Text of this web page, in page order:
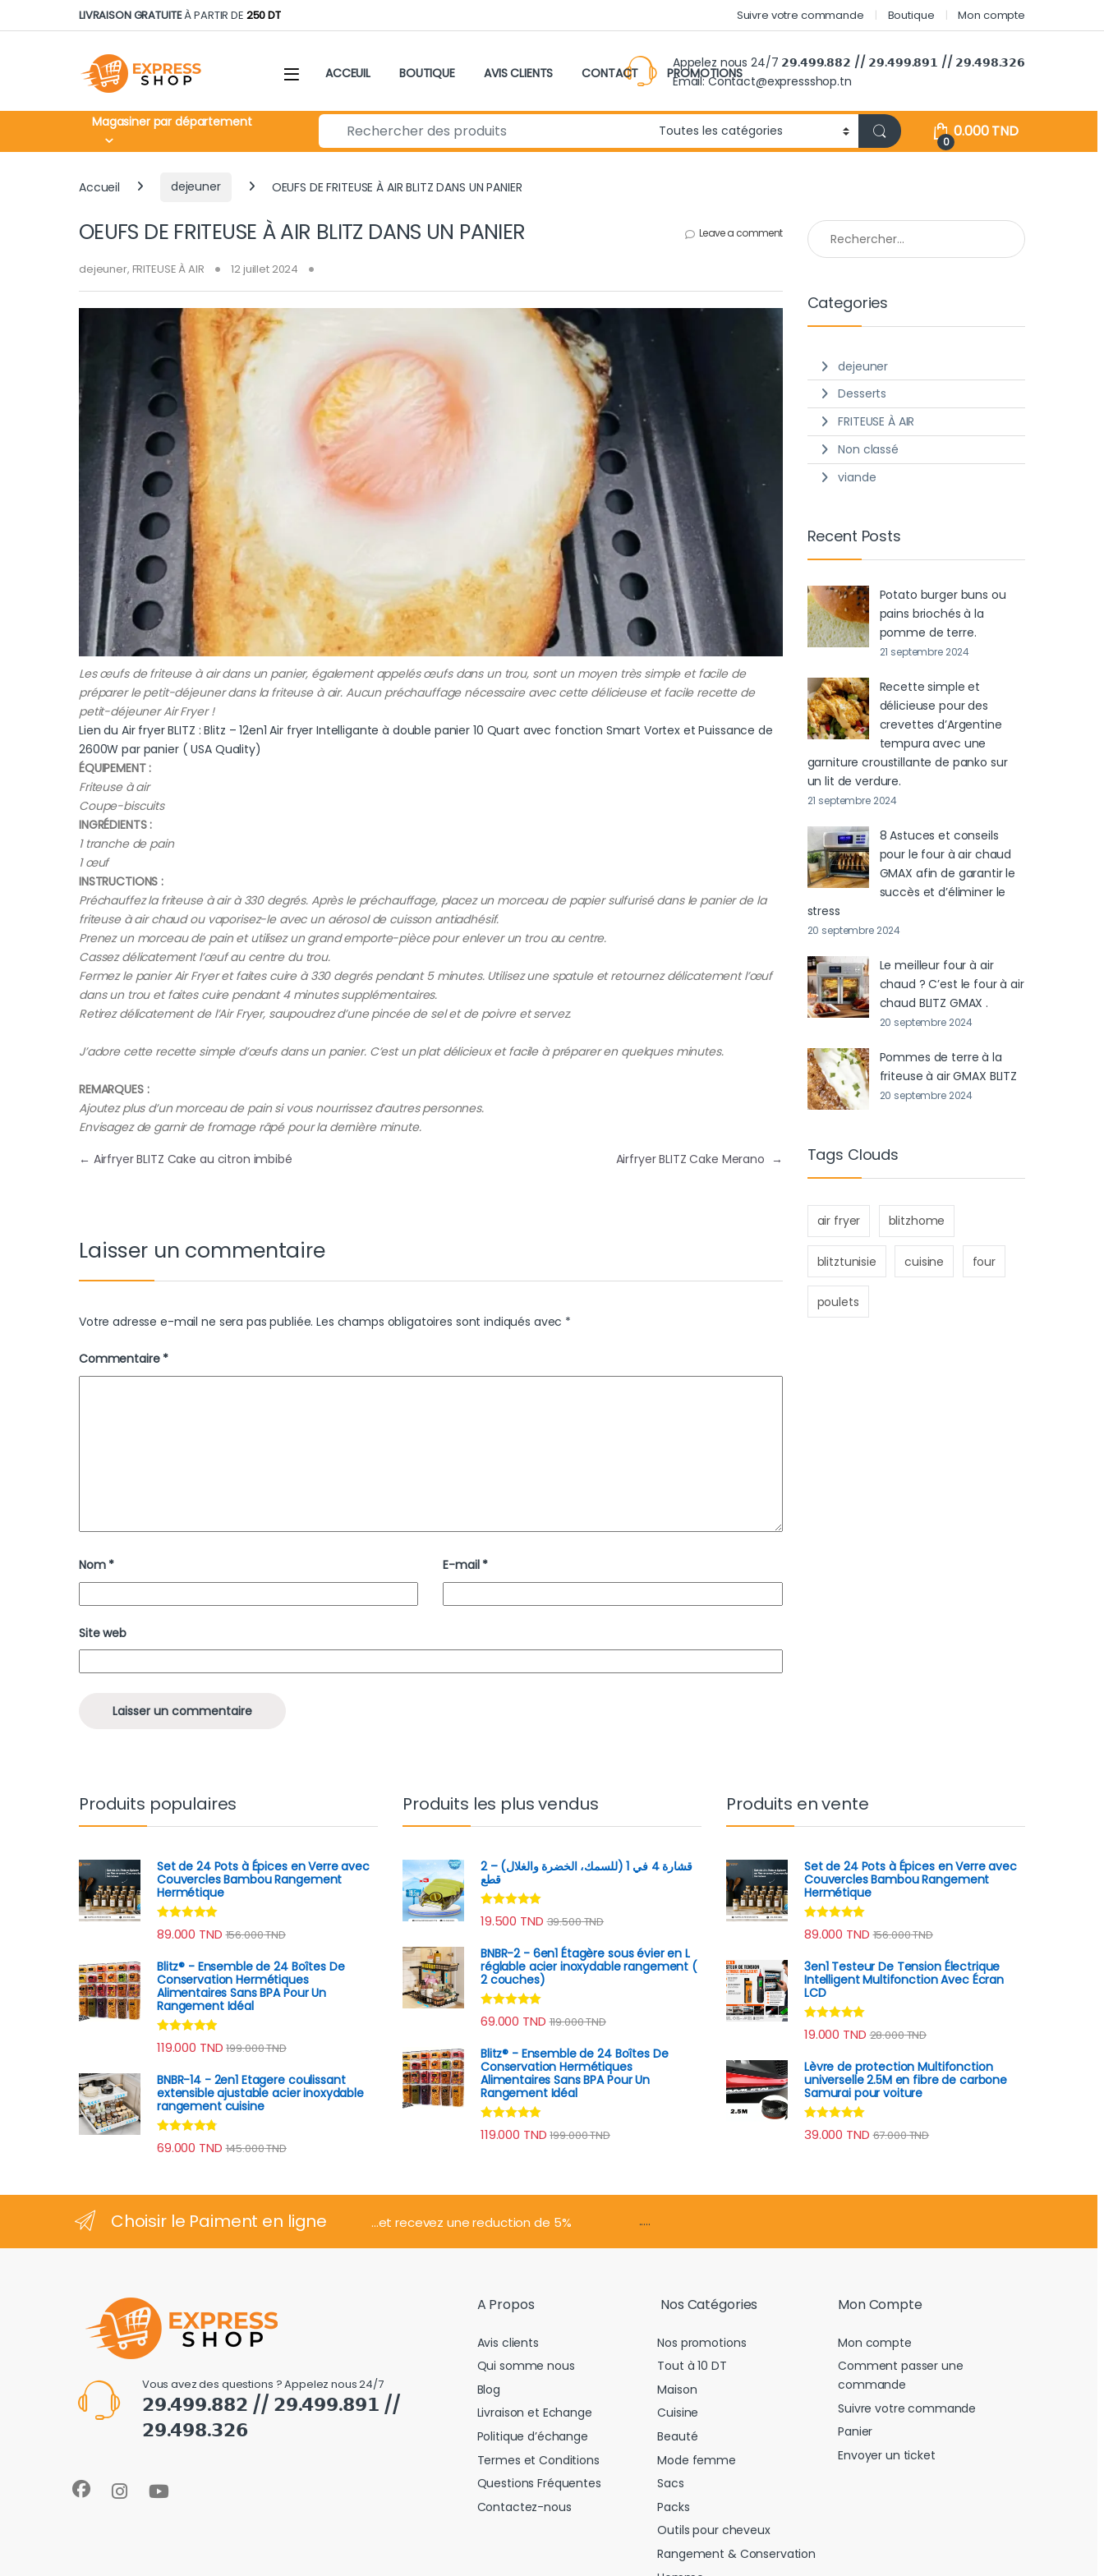
Skip to navigation
Skip to contentLIVRAISON GRATUITEÀ PARTIR DE 250 DT Suivre votre commande Boutique Mon compte
ACCEUIL BOUTIQUE AVIS CLIENTS CONTACT PROMOTIONS
Appelez nous 24/7 𝟮𝟵.𝟰𝟵𝟵.𝟴𝟴𝟮 // 𝟮𝟵.𝟰𝟵𝟵.𝟴𝟵𝟭 // 𝟮𝟵.𝟰𝟵𝟴.𝟯𝟮𝟲
Email: Contact@expressshop.tn
Magasiner par département Search for:
0
0.000TND
Accueil dejeuner OEUFS DE FRITEUSE À AIR BLITZ DANS UN PANIER
OEUFS DE FRITEUSE À AIR BLITZ DANS UN PANIER Leave a comment
dejeuner, FRITEUSE À AIR 12 juillet 2024
Les œufs de friteuse à air dans un panier, également appelés œufs dans un trou, sont un moyen très simple et facile de
préparer le petit-déjeuner dans la friteuse à air. Aucun préchauffage nécessaire avec cette délicieuse et facile recette de
petit-déjeuner Air Fryer !
Lien du Air fryer BLITZ : Blitz – 12en1 Air fryer Intelligante à double panier 10 Quart avec fonction Smart Vortex et Puissance de
2600W par panier ( USA Quality)
ÉQUIPEMENT :
Friteuse à air
Coupe-biscuits
INGRÉDIENTS :
1 tranche de pain
1 œuf
INSTRUCTIONS :
Préchauffez la friteuse à air à 330 degrés. Après le préchauffage, placez un morceau de papier sulfurisé dans le panier de la
friteuse à air chaud ou vaporisez-le avec un aérosol de cuisson antiadhésif.
Prenez un morceau de pain et utilisez un grand emporte-pièce pour enlever un trou au centre.
Cassez délicatement l’œuf au centre du trou.
Fermez le panier Air Fryer et faites cuire à 330 degrés pendant 5 minutes. Utilisez une spatule et retournez délicatement l’œuf
dans un trou et faites cuire pendant 4 minutes supplémentaires.
Retirez délicatement de l’Air Fryer, saupoudrez d’une pincée de sel et de poivre et servez.
J’adore cette recette simple d’œufs dans un panier. C’est un plat délicieux et facile à préparer en quelques minutes.
REMARQUES :
Ajoutez plus d’un morceau de pain si vous nourrissez d’autres personnes.
Envisagez de garnir de fromage râpé pour la dernière minute.
Navigation de l’article
← Airfryer BLITZ Cake au citron imbibé Airfryer BLITZ Cake Merano →
Laisser un commentaire
Votre adresse e-mail ne sera pas publiée. Les champs obligatoires sont indiqués avec *
Commentaire *
Nom * E-mail *
Site web
Rechercher :
Categories
dejeuner
Desserts
FRITEUSE À AIR
Non classé
viande
Recent Posts
Potato burger buns ou
pains briochés à la
pomme de terre.
21 septembre 2024
Recette simple et
délicieuse pour des
crevettes d’Argentine
tempura avec une
garniture croustillante de panko sur
un lit de verdure.
21 septembre 2024
8 Astuces et conseils
pour le four à air chaud
GMAX afin de garantir le
succès et d’éliminer le
stress
20 septembre 2024
Le meilleur four à air
chaud ? C’est le four à air
chaud BLITZ GMAX .
20 septembre 2024
Pommes de terre à la
friteuse à air GMAX BLITZ
20 septembre 2024
Tags Clouds
air fryer blitzhome
blitztunisie cuisine four
poulets
Produits populaires
Set de 24 Pots à Épices en Verre avec
Couvercles Bambou Rangement
Hermétique
Note4.78
sur 5
89.000 TND 156.000TND
Blitz® - Ensemble de 24 Boîtes De
Conservation Hermétiques
Alimentaires Sans BPA Pour Un
Rangement Idéal
Note4.74
sur 5
119.000 TND 199.000TND
BNBR-14 - 2en1 Etagere coulissant
extensible ajustable acier inoxydable
rangement cuisine
Note4.64
sur 5
69.000 TND 145.000TND
Produits les plus vendus
قشارة 4 في 1 (للسمك، الخضرة والغلال) – 2
قطع
Note4.89
sur 5
19.500 TND 39.500TND
BNBR-2 - 6en1 Étagère sous évier en L
réglable acier inoxydable rangement (
2 couches)
Note4.79
sur 5
69.000 TND 119.000TND
Blitz® - Ensemble de 24 Boîtes De
Conservation Hermétiques
Alimentaires Sans BPA Pour Un
Rangement Idéal
Note4.74
sur 5
119.000 TND 199.000TND
Produits en vente
Set de 24 Pots à Épices en Verre avec
Couvercles Bambou Rangement
Hermétique
Note4.78
sur 5
89.000 TND 156.000TND
3en1 Testeur De Tension Électrique
Intelligent Multifonction Avec Écran
LCD
Note4.78
sur 5
19.000 TND 28.000TND
Lèvre de protection Multifonction
universelle 2.5M en fibre de carbone
Samurai pour voiture
Note4.78
sur 5
39.000 TND 67.000TND
Choisir le Paiment en ligne ...et recevez une reduction de 5% .....
Vous avez des questions ? Appelez nous 24/7
𝟮𝟵.𝟰𝟵𝟵.𝟴𝟴𝟮 // 𝟮𝟵.𝟰𝟵𝟵.𝟴𝟵𝟭 //
𝟮𝟵.𝟰𝟵𝟴.𝟯𝟮𝟲
A Propos
Avis clients
Qui somme nous
Blog
Livraison et Echange
Politique d’échange
Termes et Conditions
Questions Fréquentes
Contactez-nous
Nos Catégories
Nos promotions
Tout à 10 DT
Maison
Cuisine
Beauté
Mode femme
Sacs
Packs
Outils pour cheveux
Rangement & Conservation
Mon Compte
Mon compte
Comment passer une
commande
Suivre votre commande
Panier
Envoyer un ticket